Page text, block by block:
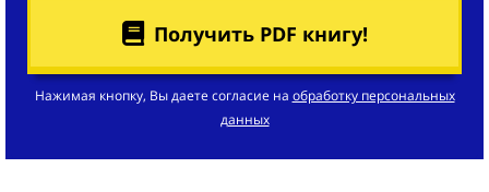
Получить PDF книгу!
Нажимая кнопку, Вы даете согласие на обработку персональных
данных